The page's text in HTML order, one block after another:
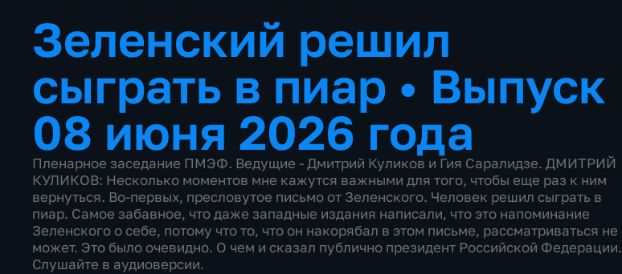
Зеленский решил
сыграть в пиар • Выпуск
08 июня 2026 года
Пленарное заседание ПМЭФ. Ведущие - Дмитрий Куликов и Гия Саралидзе. ДМИТРИЙ
КУЛИКОВ: Несколько моментов мне кажутся важными для того, чтобы еще раз к ним
вернуться. Во-первых, пресловутое письмо от Зеленского. Человек решил сыграть в
пиар. Самое забавное, что даже западные издания написали, что это напоминание
Зеленского о себе, потому что то, что он накорябал в этом письме, рассматриваться не
может. Это было очевидно. О чем и сказал публично президент Российской Федерации.
Слушайте в аудиоверсии.